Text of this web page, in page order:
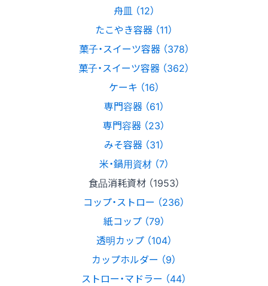
舟皿 （12）
たこやき容器 （11）
菓子・スイーツ容器 （378）
菓子・スイーツ容器 （362）
ケーキ （16）
専門容器 （61）
専門容器 （23）
みそ容器 （31）
米・鍋用資材 （7）
食品消耗資材 （1953）
コップ・ストロー （236）
紙コップ （79）
透明カップ （104）
カップホルダー （9）
ストロー・マドラー （44）